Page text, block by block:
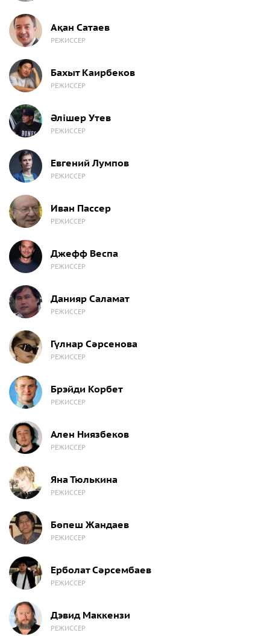
Ақан Сатаев
РЕЖИССЕР
Бахыт Каирбеков
РЕЖИССЕР
Әлішер Утев
РЕЖИССЕР
Евгений Лумпов
РЕЖИССЕР
Иван Пассер
РЕЖИССЕР
Джефф Веспа
РЕЖИССЕР
Данияр Саламат
РЕЖИССЕР
Гүлнар Сәрсенова
РЕЖИССЕР
Брэйди Корбет
РЕЖИССЕР
Ален Ниязбеков
РЕЖИССЕР
Яна Тюлькина
РЕЖИССЕР
Бөпеш Жандаев
РЕЖИССЕР
Ерболат Сәрсембаев
РЕЖИССЕР
Дэвид Маккензи
РЕЖИССЕР